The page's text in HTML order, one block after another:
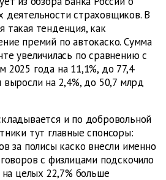
деятельности страховщиков. В
такая тенденция, как
премий по автокаско. Сумма
увеличилась по сравнению с
2025 года на 11,1%, до 77,4
на 2,4%, до 50,7 млрд
и по добровольной
тут главные спонсоры:
за полисы каско внесли именно
с физлицами подскочило
целых 22,7% больше